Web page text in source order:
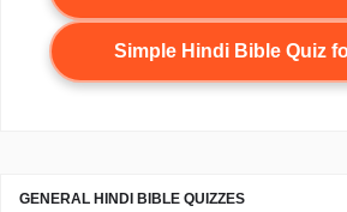
Simple Hindi Bible Quiz
GENERAL HINDI BIBLE QUIZZES